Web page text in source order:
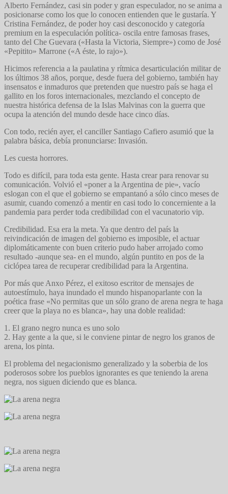
Alberto Fernández, casi sin poder y gran especulador, no se anima a
posicionarse como los que lo conocen entienden que le gustaría. Y
Cristina Fernández, de poder hoy casi desconocido y categoría
premium en la especulación política- oscila entre famosas frases,
tanto del Che Guevara («Hasta la Victoria, Siempre») como de José
«Pepitito» Marrone («A éste, lo rajo»).
Hicimos referencia a la paulatina y rítmica desarticulación militar de
los últimos 38 años, porque, desde fuera del gobierno, también hay
insensatos e inmaduros que pretenden que nuestro país se haga el
gallito en los foros internacionales, mezclando el concepto de
nuestra histórica defensa de la Islas Malvinas con la guerra que
ocupa la atención del mundo desde hace cinco días.
Con todo, recién ayer, el canciller Santiago Cafiero asumió que la
palabra básica, debía pronunciarse: Invasión.
Les cuesta horrores.
Todo es difícil, para toda esta gente. Hasta crear para renovar su
comunicación. Volvió el «poner a la Argentina de pie», vacío
eslogan con el que el gobierno se empantanó a sólo cinco meses de
asumir, cuando comenzó a mentir en casi todo lo concerniente a la
pandemia para perder toda credibilidad con el vacunatorio vip.
Credibilidad. Esa era la meta. Ya que dentro del país la
reivindicación de imagen del gobierno es imposible, el actuar
diplomáticamente con buen criterio pudo haber arrojado como
resultado -aunque sea- en el mundo, algún puntito en pos de la
ciclópea tarea de recuperar credibilidad para la Argentina.
Por más que Anxo Pérez, el exitoso escritor de mensajes de
autoestímulo, haya inundado el mundo hispanoparlante con la
poética frase «No permitas que un sólo grano de arena negra te haga
creer que la playa no es blanca», hay una doble realidad:
1. El grano negro nunca es uno solo
2. Hay gente a la que, si le conviene pintar de negro los granos de
arena, los pinta.
El problema del negacionismo generalizado y la soberbia de los
poderosos sobre los pueblos ignorantes es que teniendo la arena
negra, nos siguen diciendo que es blanca.